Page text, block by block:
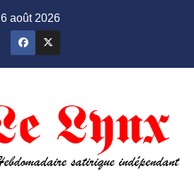
6 août 2026